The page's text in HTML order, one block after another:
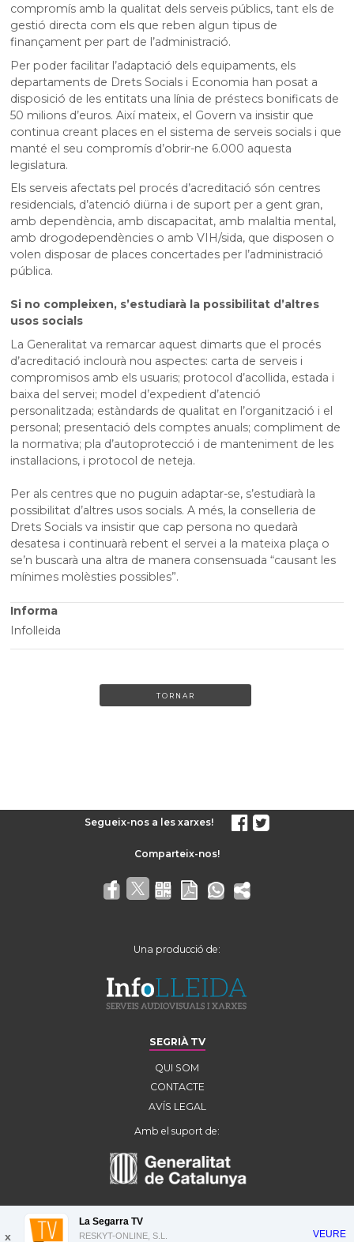
compromís amb la qualitat dels serveis públics, tant els de
gestió directa com els que reben algun tipus de
finançament per part de l’administració.
Per poder facilitar l’adaptació dels equipaments, els
departaments de Drets Socials i Economia han posat a
disposició de les entitats una línia de préstecs bonificats de
50 milions d’euros. Així mateix, el Govern va insistir que
continua creant places en el sistema de serveis socials i que
manté el seu compromís d’obrir-ne 6.000 aquesta
legislatura.
Els serveis afectats pel procés d’acreditació són centres
residencials, d’atenció diürna i de suport per a gent gran,
amb dependència, amb discapacitat, amb malaltia mental,
amb drogodependències o amb VIH/sida, que disposen o
volen disposar de places concertades per l’administració
pública.
Si no compleixen, s’estudiarà la possibilitat d’altres
usos socials
La Generalitat va remarcar aquest dimarts que el procés
d’acreditació inclourà nou aspectes: carta de serveis i
compromisos amb els usuaris; protocol d’acollida, estada i
baixa del servei; model d’expedient d’atenció
personalitzada; estàndards de qualitat en l’organització i el
personal; presentació dels comptes anuals; compliment de
la normativa; pla d’autoprotecció i de manteniment de les
instal·lacions, i protocol de neteja.
Per als centres que no puguin adaptar-se, s’estudiarà la
possibilitat d’altres usos socials. A més, la conselleria de
Drets Socials va insistir que cap persona no quedarà
desatesa i continuarà rebent el servei a la mateixa plaça o
se’n buscarà una altra de manera consensuada “causant les
mínimes molèsties possibles”.
Informa
Infolleida
TORNAR
Segueix-nos a les xarxes!
Una producció de:
SEGRIÀ TV
QUI SOM
CONTACTE
AVÍS LEGAL
Amb el suport de:
x
La Segarra TV
RESKYT-ONLINE, S.L. VEURE